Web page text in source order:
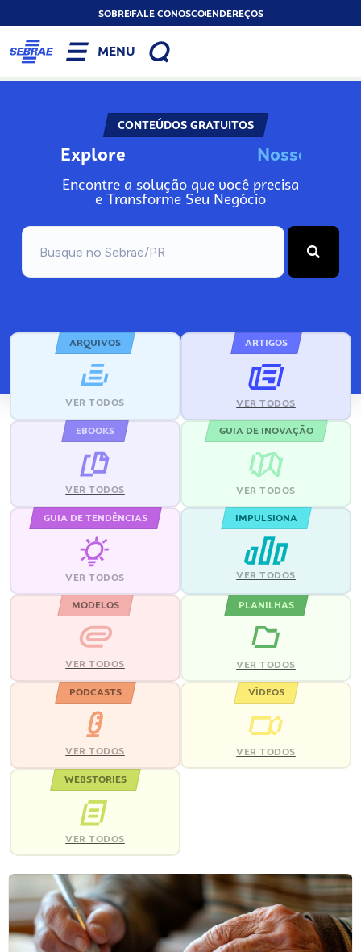
SOBREFALE CONOSCOENDEREÇOS
MENU
CONTEÚDOS GRATUITOS
Explore Nosso
Encontre a solução que você precisa
e Transforme Seu Negócio
ARQUIVOS
VER TODOS
ARTIGOS
VER TODOS
EBOOKS
VER TODOS
GUIA DE INOVAÇÃO
VER TODOS
GUIA DE TENDÊNCIAS
VER TODOS
IMPULSIONA
VER TODOS
MODELOS
VER TODOS
PLANILHAS
VER TODOS
PODCASTS
VER TODOS
VÍDEOS
VER TODOS
WEBSTORIES
VER TODOS